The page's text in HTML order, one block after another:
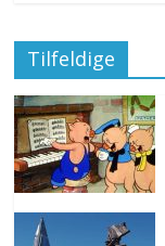
Tilfeldige